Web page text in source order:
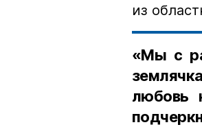
из
«Мы с
любовь